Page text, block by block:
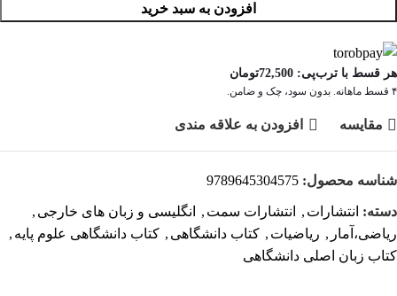
افزودن به سبد خرید
هر قسط با ترب‌پی: 72,500تومان
۴ قسط ماهانه. بدون سود، چک و ضامن.
مقايسه افزودن به علاقه مندی
شناسه محصول: 9789645304575
دسته: انتشارات , انتشارات سمت , انگلیسی و زبان های خارجی ,
ریاضی،آمار , ریاضیات , کتاب دانشگاهی , کتاب دانشگاهی علوم پایه ,
کتاب زبان اصلی دانشگاهی